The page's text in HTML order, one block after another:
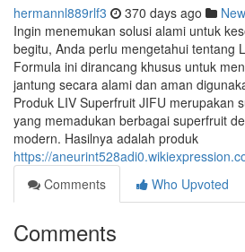
hermannl889rlf3 370 days ago
Ingin menemukan solusi alami untuk
begitu, Anda perlu mengetahui tentang
Formula ini dirancang khusus untuk
jantung secara alami dan aman
Produk LIV Superfruit JIFU merupakan
yang memadukan berbagai superfruit
modern. Hasilnya adalah produk
https://
Comments
Who Upvoted
Comments